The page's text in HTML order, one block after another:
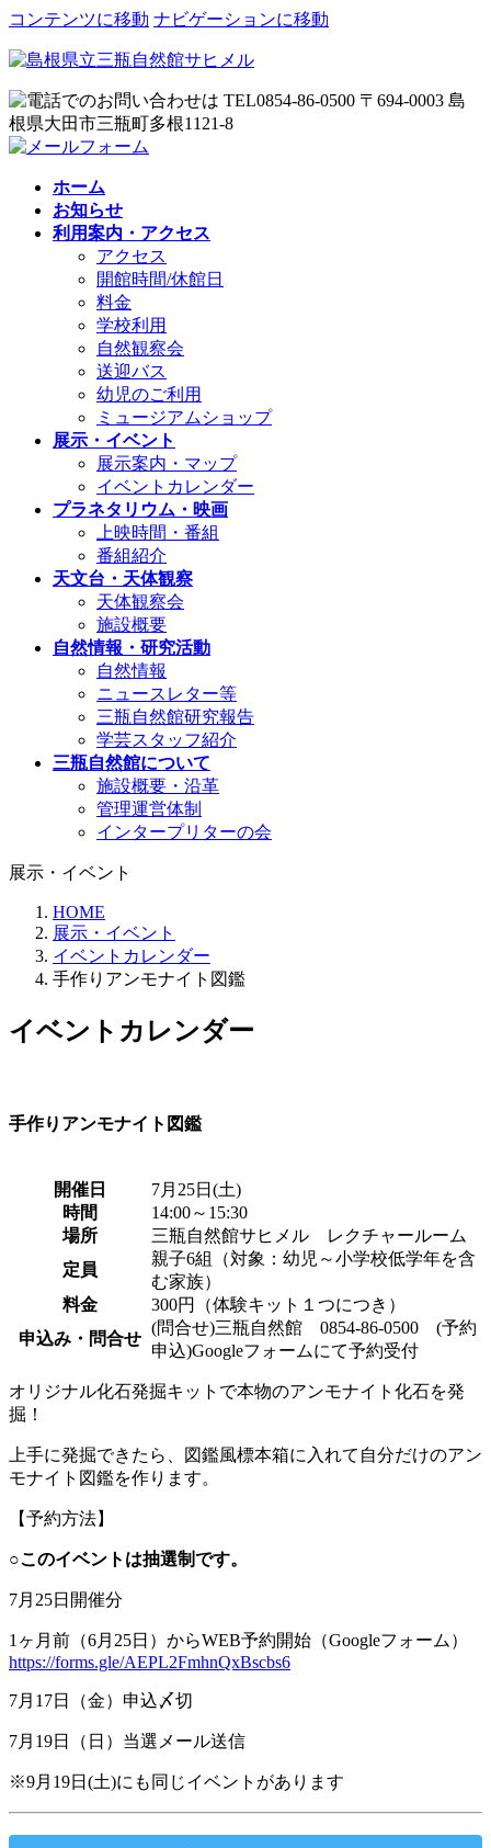
コンテンツに移動 ナビゲーションに移動
ホーム
お知らせ
利用案内・アクセス
アクセス
開館時間/休館日
料金
学校利用
自然観察会
送迎バス
幼児のご利用
ミュージアムショップ
展示・イベント
展示案内・マップ
イベントカレンダー
プラネタリウム・映画
上映時間・番組
番組紹介
天文台・天体観察
天体観察会
施設概要
自然情報・研究活動
自然情報
ニュースレター等
三瓶自然館研究報告
学芸スタッフ紹介
三瓶自然館について
施設概要・沿革
管理運営体制
インタープリターの会
展示・イベント
HOME
展示・イベント
イベントカレンダー
手作りアンモナイト図鑑
イベントカレンダー
手作りアンモナイト図鑑
開催日
7月25日(土)
時間
14:00～15:30
場所
三瓶自然館サヒメル レクチャールーム
定員
親子6組（対象：幼児～小学校低学年を含
む家族）
料金
300円（体験キット１つにつき）
申込み・問合せ
(問合せ)三瓶自然館 0854-86-0500 (予約
申込)Googleフォームにて予約受付
オリジナル化石発掘キットで本物のアンモナイト化石を発
掘！
上手に発掘できたら、図鑑風標本箱に入れて自分だけのアン
モナイト図鑑を作ります。
【予約方法】
○このイベントは抽選制です。
7月25日開催分
1ヶ月前（6月25日）からWEB予約開始（Googleフォーム）
https://forms.gle/AEPL2FmhnQxBscbs6
7月17日（金）申込〆切
7月19日（日）当選メール送信
※9月19日(土)にも同じイベントがあります